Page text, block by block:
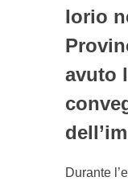
Iorio
avuto
Durante